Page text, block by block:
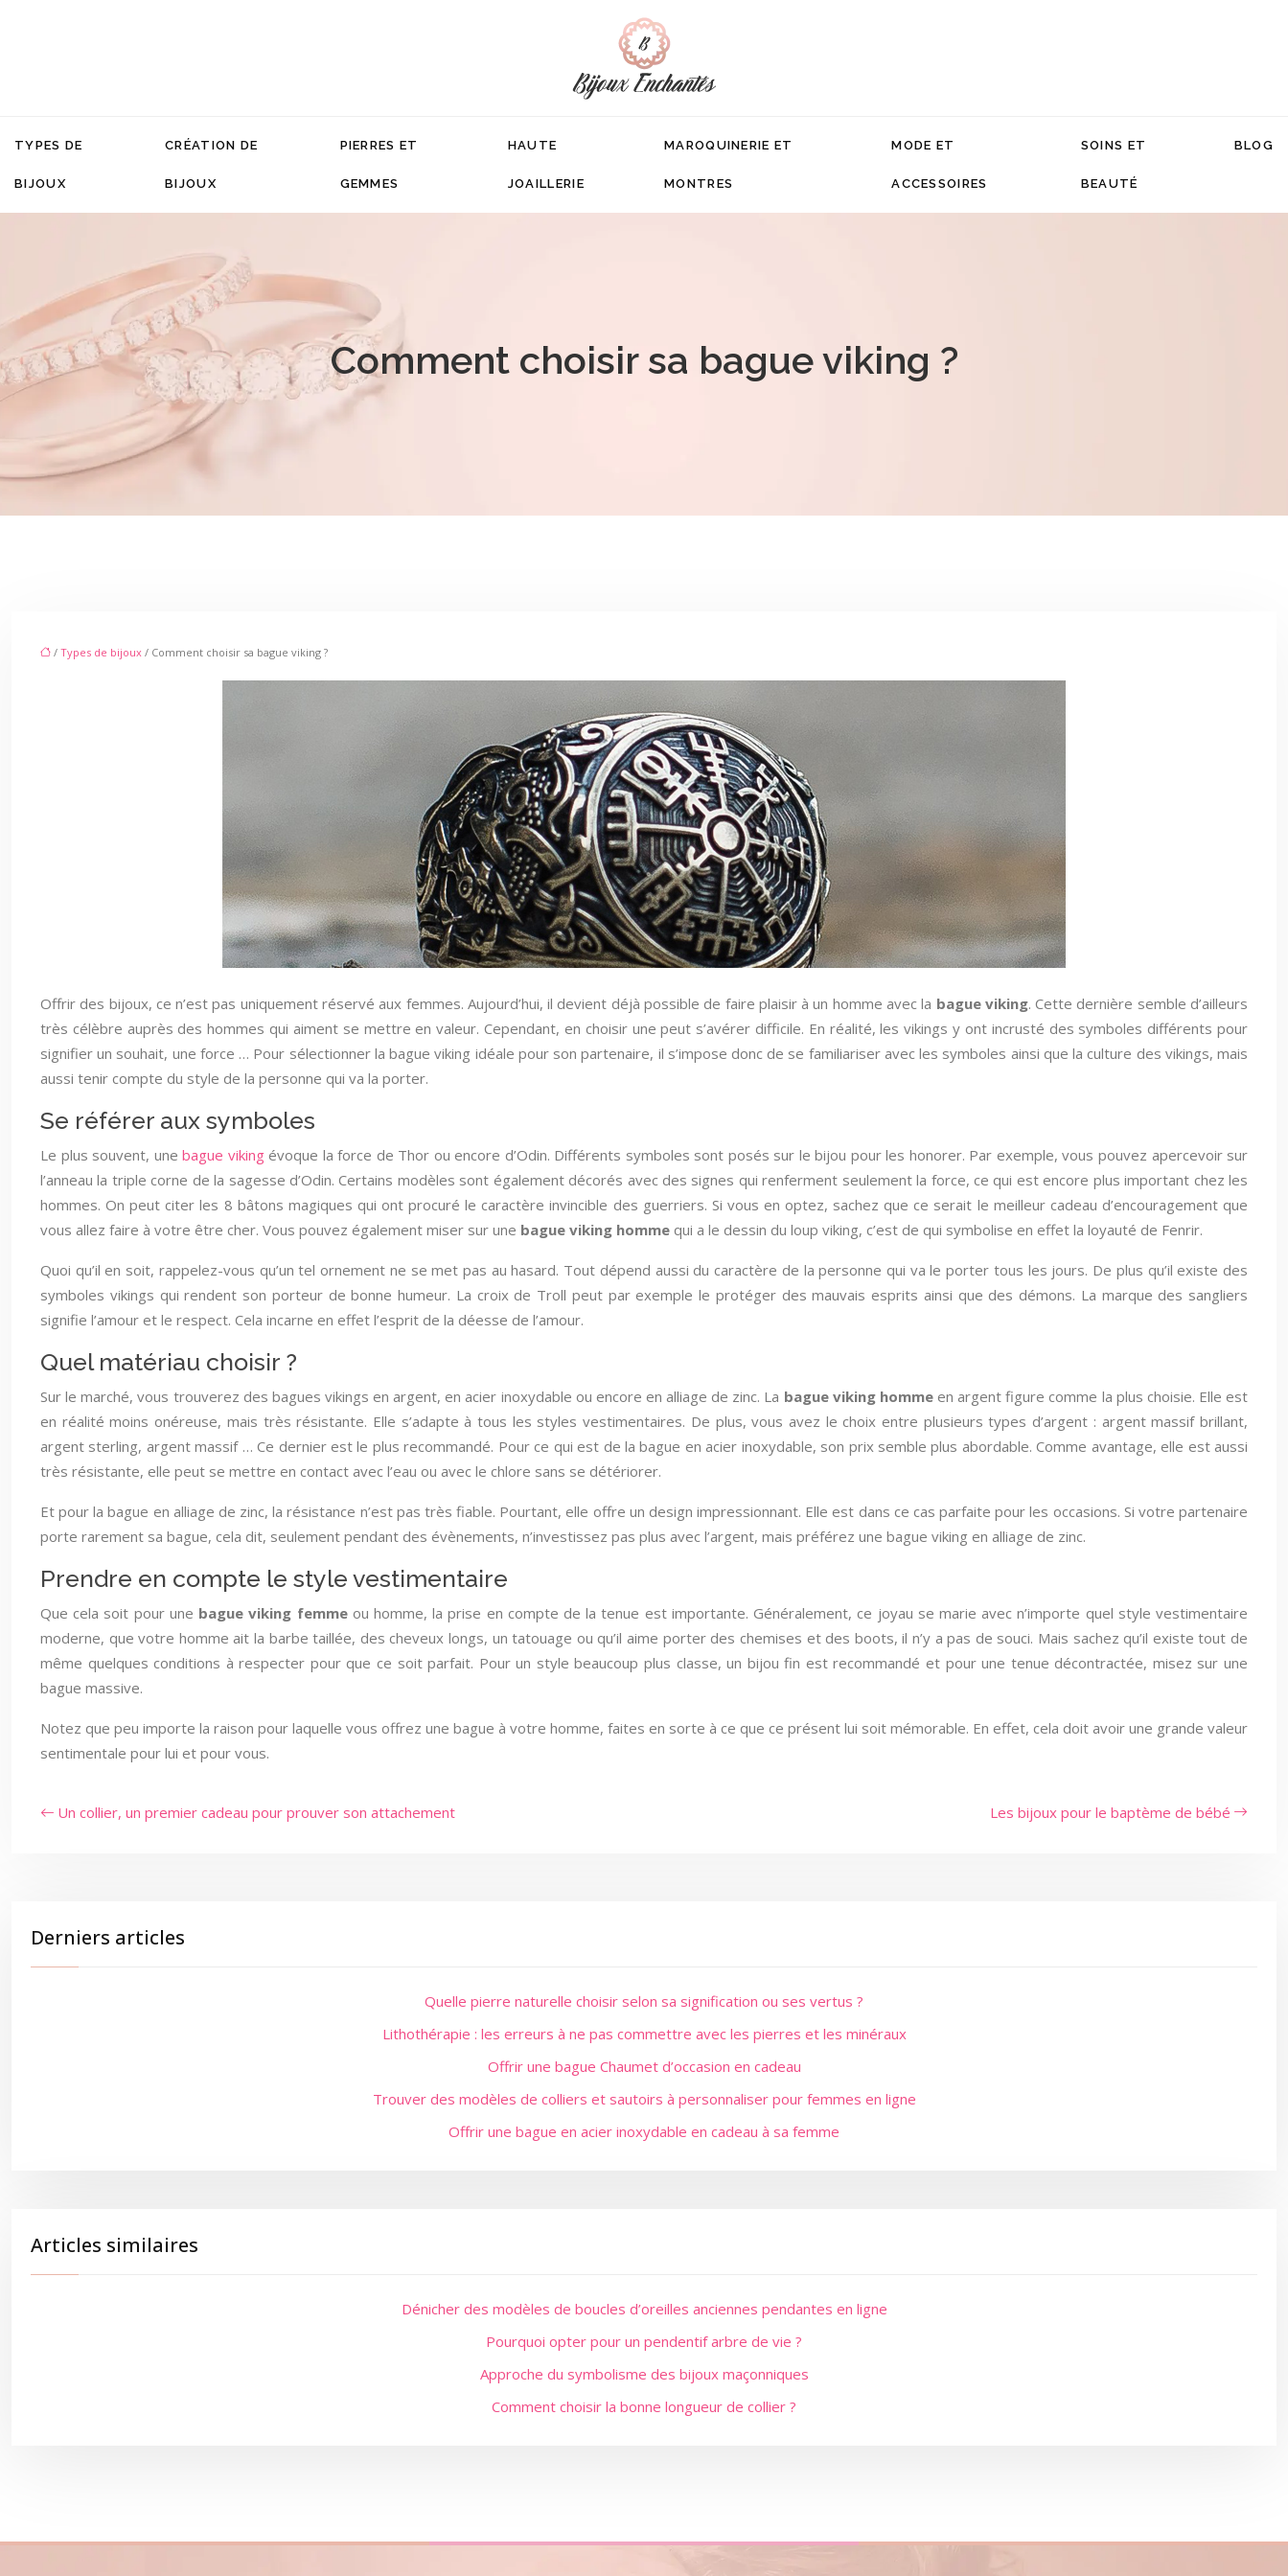
TYPES DE
BIJOUX
CRÉATION DE
BIJOUX
PIERRES ET
GEMMES
HAUTE
JOAILLERIE
MAROQUINERIE ET
MONTRES
MODE ET
ACCESSOIRES
SOINS ET
BEAUTÉ
BLOG
Comment choisir sa bague viking ?
/ Types de bijoux / Comment choisir sa bague viking ?
Offrir des bijoux, ce n’est pas uniquement réservé aux femmes. Aujourd’hui, il devient déjà possible de faire plaisir à un homme avec la bague viking. Cette dernière semble d’ailleurs
très célèbre auprès des hommes qui aiment se mettre en valeur. Cependant, en choisir une peut s’avérer difficile. En réalité, les vikings y ont incrusté des symboles différents pour
signifier un souhait, une force … Pour sélectionner la bague viking idéale pour son partenaire, il s’impose donc de se familiariser avec les symboles ainsi que la culture des vikings, mais
aussi tenir compte du style de la personne qui va la porter.
Se référer aux symboles
Le plus souvent, unebague vikingévoque la force de Thor ou encore d’Odin. Différents symboles sont posés sur le bijou pour les honorer. Par exemple, vous pouvez apercevoir sur
l’anneau la triple corne de la sagesse d’Odin. Certains modèles sont également décorés avec des signes qui renferment seulement la force, ce qui est encore plus important chez les
hommes. On peut citer les 8 bâtons magiques qui ont procuré le caractère invincible des guerriers. Si vous en optez, sachez que ce serait le meilleur cadeau d’encouragement que
vous allez faire à votre être cher. Vous pouvez également miser sur une bague viking homme qui a le dessin du loup viking, c’est de qui symbolise en effet la loyauté de Fenrir.
Quoi qu’il en soit, rappelez-vous qu’un tel ornement ne se met pas au hasard. Tout dépend aussi du caractère de la personne qui va le porter tous les jours. De plus qu’il existe des
symboles vikings qui rendent son porteur de bonne humeur. La croix de Troll peut par exemple le protéger des mauvais esprits ainsi que des démons. La marque des sangliers
signifie l’amour et le respect. Cela incarne en effet l’esprit de la déesse de l’amour.
Quel matériau choisir ?
Sur le marché, vous trouverez des bagues vikings en argent, en acier inoxydable ou encore en alliage de zinc. La bague viking hommeen argent figure comme la plus choisie. Elle est
en réalité moins onéreuse, mais très résistante. Elle s’adapte à tous les styles vestimentaires. De plus, vous avez le choix entre plusieurs types d’argent : argent massif brillant,
argent sterling, argent massif … Ce dernier est le plus recommandé. Pour ce qui est de la bague en acier inoxydable, son prix semble plus abordable. Comme avantage, elle est aussi
très résistante, elle peut se mettre en contact avec l’eau ou avec le chlore sans se détériorer.
Et pour la bague en alliage de zinc, la résistance n’est pas très fiable. Pourtant, elle offre un design impressionnant. Elle est dans ce cas parfaite pour les occasions. Si votre partenaire
porte rarement sa bague, cela dit, seulement pendant des évènements, n’investissez pas plus avec l’argent, mais préférez une bague viking en alliage de zinc.
Prendre en compte le style vestimentaire
Que cela soit pour une bague viking femmeou homme, la prise en compte de la tenue est importante. Généralement, ce joyau se marie avec n’importe quel style vestimentaire
moderne, que votre homme ait la barbe taillée, des cheveux longs, un tatouage ou qu’il aime porter des chemises et des boots, il n’y a pas de souci. Mais sachez qu’il existe tout de
même quelques conditions à respecter pour que ce soit parfait. Pour un style beaucoup plus classe, un bijou fin est recommandé et pour une tenue décontractée, misez sur une
bague massive.
Notez que peu importe la raison pour laquelle vous offrez une bague à votre homme, faites en sorte à ce que ce présent lui soit mémorable. En effet, cela doit avoir une grande valeur
sentimentale pour lui et pour vous.
Un collier, un premier cadeau pour prouver son attachement Les bijoux pour le baptème de bébé
Derniers articles
Quelle pierre naturelle choisir selon sa signification ou ses vertus ?
Lithothérapie : les erreurs à ne pas commettre avec les pierres et les minéraux
Offrir une bague Chaumet d’occasion en cadeau
Trouver des modèles de colliers et sautoirs à personnaliser pour femmes en ligne
Offrir une bague en acier inoxydable en cadeau à sa femme
Articles similaires
Dénicher des modèles de boucles d’oreilles anciennes pendantes en ligne
Pourquoi opter pour un pendentif arbre de vie ?
Approche du symbolisme des bijoux maçonniques
Comment choisir la bonne longueur de collier ?